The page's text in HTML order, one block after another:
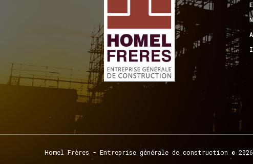
Homel Frères - Entreprise générale de construction ©